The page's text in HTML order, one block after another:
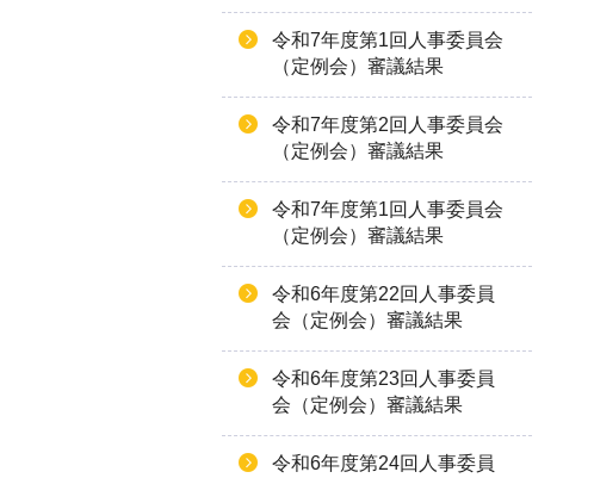
令和7年度第1回人事委員会
（定例会）審議結果
令和7年度第2回人事委員会
（定例会）審議結果
令和7年度第1回人事委員会
（定例会）審議結果
令和6年度第22回人事委員
会（定例会）審議結果
令和6年度第23回人事委員
会（定例会）審議結果
令和6年度第24回人事委員